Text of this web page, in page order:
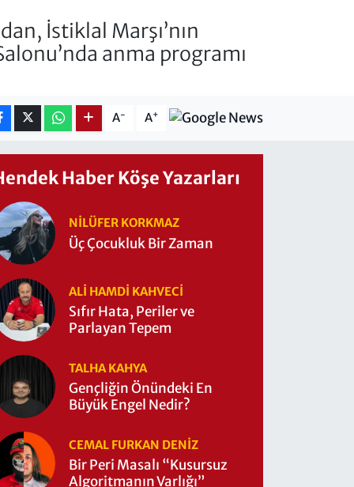
İstiklal Marşı’nın
anma programı
A- A+
Haber Köşe Yazarları
NILÜFER KORKMAZ
Üç Çocukluk Bir Zaman
ALI HAMDI KAHVECİ
Sıfır Hata, Periler ve
Parlayan Tepem
TALHA KAHYA
Gençliğin Önündeki En
Büyük Engel Nedir?
CEMAL FURKAN DENİZ
Bir Peri Masalı “Kusursuz
Algoritmanın Varlığı”